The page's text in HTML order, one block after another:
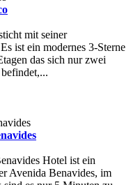
mit seiner
ist ein modernes 3-Sterne
das sich nur zwei
Hotel ist ein
Avenida Benavides, im